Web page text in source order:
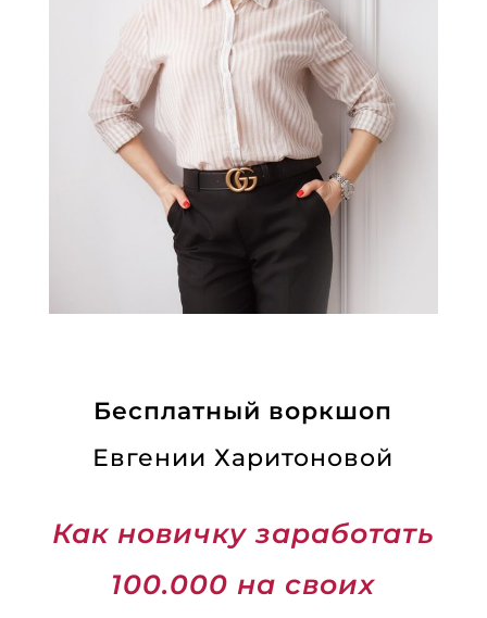
Бесплатный воркшоп
Евгении Харитоновой
Как новичку заработать
100.000 на своих